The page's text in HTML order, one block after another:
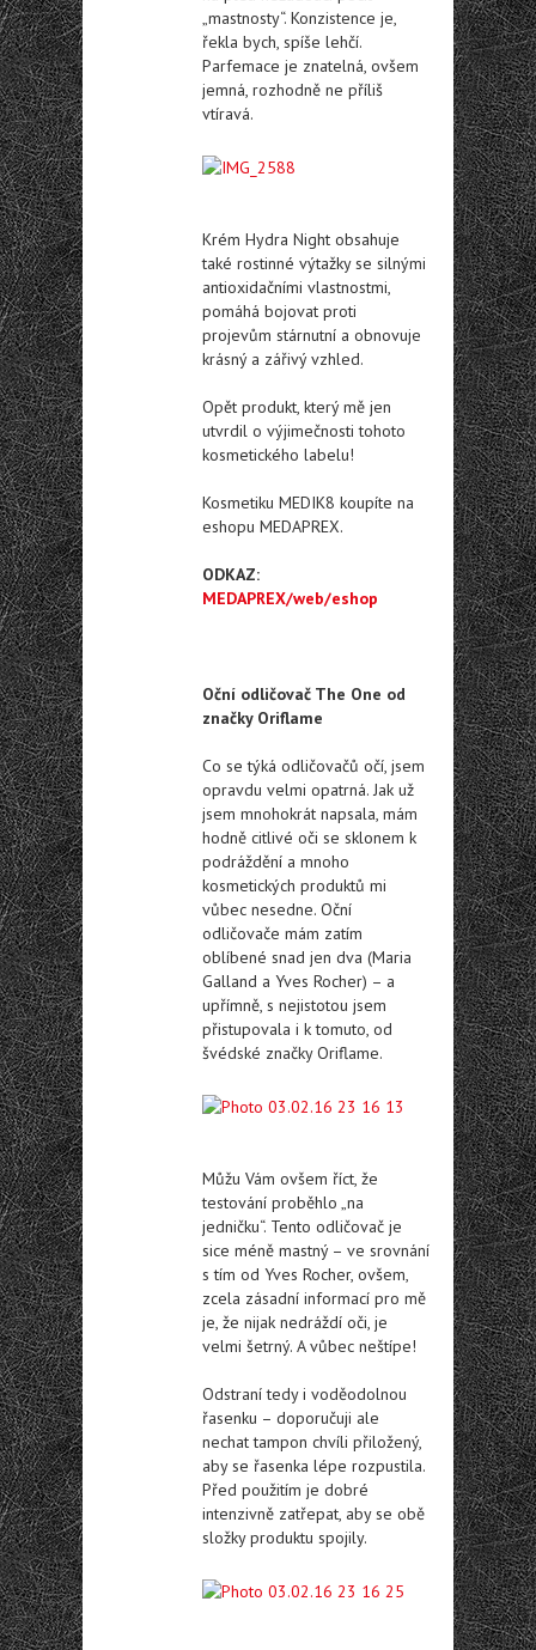
„mastnosty“. Konzistence je,
řekla bych, spíše lehčí.
Parfemace je znatelná, ovšem
jemná, rozhodně ne příliš
vtíravá.
Krém Hydra Night obsahuje
také rostinné výtažky se silnými
antioxidačními vlastnostmi,
pomáhá bojovat proti
projevům stárnutní a obnovuje
krásný a zářivý vzhled.
Opět produkt, který mě jen
utvrdil o výjimečnosti tohoto
kosmetického labelu!
Kosmetiku MEDIK8 koupíte na
eshopu MEDAPREX.
ODKAZ:
MEDAPREX/web/eshop
Oční odličovač The One od
značky Oriflame
Co se týká odličovačů očí, jsem
opravdu velmi opatrná. Jak už
jsem mnohokrát napsala, mám
hodně citlivé oči se sklonem k
podráždění a mnoho
kosmetických produktů mi
vůbec nesedne. Oční
odličovače mám zatím
oblíbené snad jen dva (Maria
Galland a Yves Rocher) – a
upřímně, s nejistotou jsem
přistupovala i k tomuto, od
švédské značky Oriflame.
Můžu Vám ovšem říct, že
testování proběhlo „na
jedničku“. Tento odličovač je
sice méně mastný – ve srovnání
s tím od Yves Rocher, ovšem,
zcela zásadní informací pro mě
je, že nijak nedráždí oči, je
velmi šetrný. A vůbec neštípe!
Odstraní tedy i voděodolnou
řasenku – doporučuji ale
nechat tampon chvíli přiložený,
aby se řasenka lépe rozpustila.
Před použitím je dobré
intenzivně zatřepat, aby se obě
složky produktu spojily.